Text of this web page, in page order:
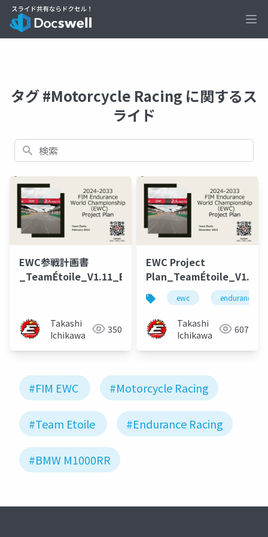
タグ #Motorcycle Racing に関するス
ライド
検索
EWC参戦計画書
_TeamÉtoile_V1.11_EN
Takashi
Ichikawa
350
EWC Project
ewc endurance
Takashi
Ichikawa
607
#FIM EWC #Motorcycle Racing
#Team Etoile #Endurance Racing
#BMW M1000RR